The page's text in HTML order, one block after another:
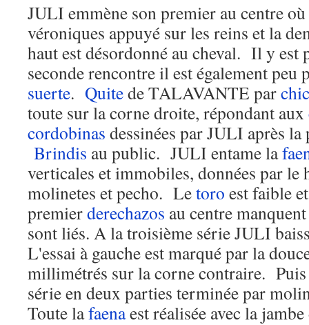
JULI emmène son premier au centre
véroniques appuyé sur les reins et la
haut est désordonné au cheval. Il y est
seconde rencontre il est également peu
suerte. Quitede TALAVANTE par
toute sur la corne droite, répondant aux
cordobinas dessinées par JULI après
Brindis au public. JULI entame la
verticales et immobiles, données par le
molinetes et pecho. Letoro est faible
premierderechazos au centre
sont liés. A la troisième série JULI
L'essai à gauche est marqué par la
millimétrés sur la corne contraire. Puis
série en deux parties terminée par
Toute lafaenaest réalisée avec la